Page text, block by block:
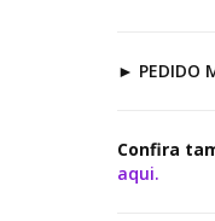
► PEDIDO
Confira
aqui.